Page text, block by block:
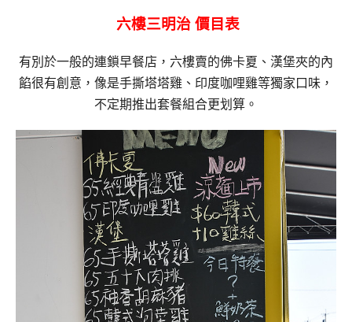
六樓三明治 價目表
有別於一般的連鎖早餐店，六樓賣的佛卡夏、漢堡夾的內
餡很有創意，像是手撕塔塔雞、印度咖哩雞等獨家口味，
不定期推出套餐組合更划算。